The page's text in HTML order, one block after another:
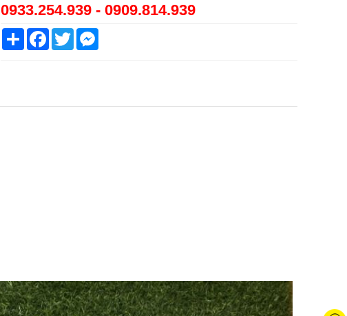
0933.254.939 - 0909.814.939
ShareFacebook
TwitterMessenger